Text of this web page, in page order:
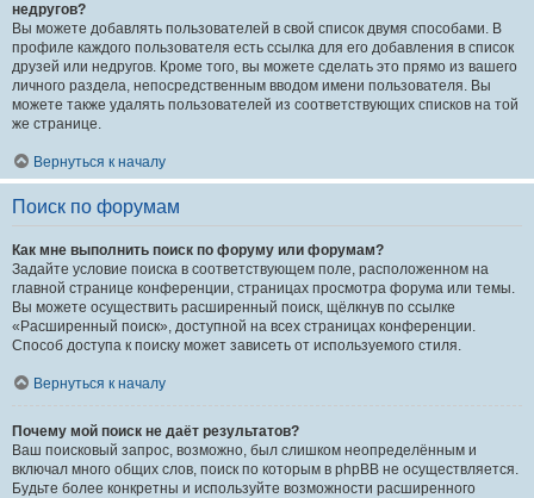
недругов?
Вы можете добавлять пользователей в свой список двумя способами. В
профиле каждого пользователя есть ссылка для его добавления в список
друзей или недругов. Кроме того, вы можете сделать это прямо из вашего
личного раздела, непосредственным вводом имени пользователя. Вы
можете также удалять пользователей из соответствующих списков на той
же странице.
Вернуться к началу
Поиск по форумам
Как мне выполнить поиск по форуму или форумам?
Задайте условие поиска в соответствующем поле, расположенном на
главной странице конференции, страницах просмотра форума или темы.
Вы можете осуществить расширенный поиск, щёлкнув по ссылке
«Расширенный поиск», доступной на всех страницах конференции.
Способ доступа к поиску может зависеть от используемого стиля.
Вернуться к началу
Почему мой поиск не даёт результатов?
Ваш поисковый запрос, возможно, был слишком неопределённым и
включал много общих слов, поиск по которым в phpBB не осуществляется.
Будьте более конкретны и используйте возможности расширенного